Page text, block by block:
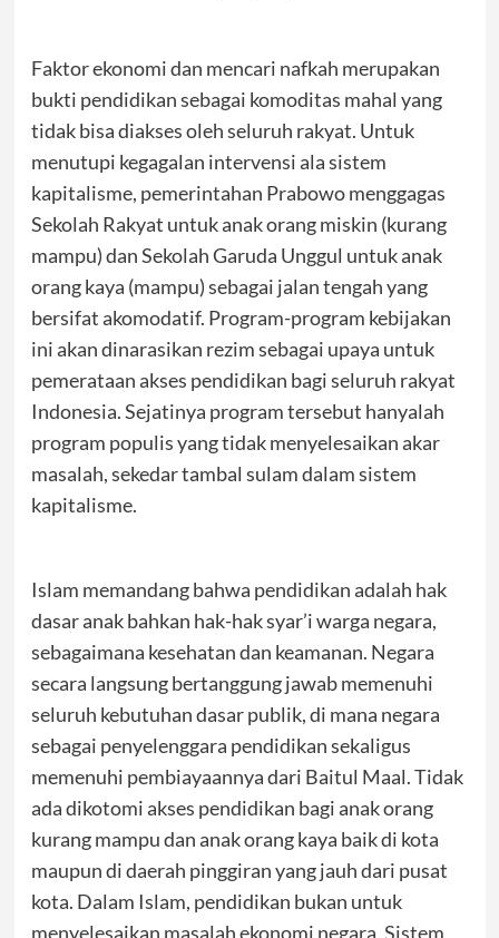
Faktor ekonomi dan mencari nafkah merupakan
bukti pendidikan sebagai komoditas mahal yang
tidak bisa diakses oleh seluruh rakyat. Untuk
menutupi kegagalan intervensi ala sistem
kapitalisme, pemerintahan Prabowo menggagas
Sekolah Rakyat untuk anak orang miskin (kurang
mampu) dan Sekolah Garuda Unggul untuk anak
orang kaya (mampu) sebagai jalan tengah yang
bersifat akomodatif. Program-program kebijakan
ini akan dinarasikan rezim sebagai upaya untuk
pemerataan akses pendidikan bagi seluruh rakyat
Indonesia. Sejatinya program tersebut hanyalah
program populis yang tidak menyelesaikan akar
masalah, sekedar tambal sulam dalam sistem
kapitalisme.
Islam memandang bahwa pendidikan adalah hak
dasar anak bahkan hak-hak syar’i warga negara,
sebagaimana kesehatan dan keamanan. Negara
secara langsung bertanggung jawab memenuhi
seluruh kebutuhan dasar publik, di mana negara
sebagai penyelenggara pendidikan sekaligus
memenuhi pembiayaannya dari Baitul Maal. Tidak
ada dikotomi akses pendidikan bagi anak orang
kurang mampu dan anak orang kaya baik di kota
maupun di daerah pinggiran yang jauh dari pusat
kota. Dalam Islam, pendidikan bukan untuk
menyelesaikan masalah ekonomi negara. Sistem